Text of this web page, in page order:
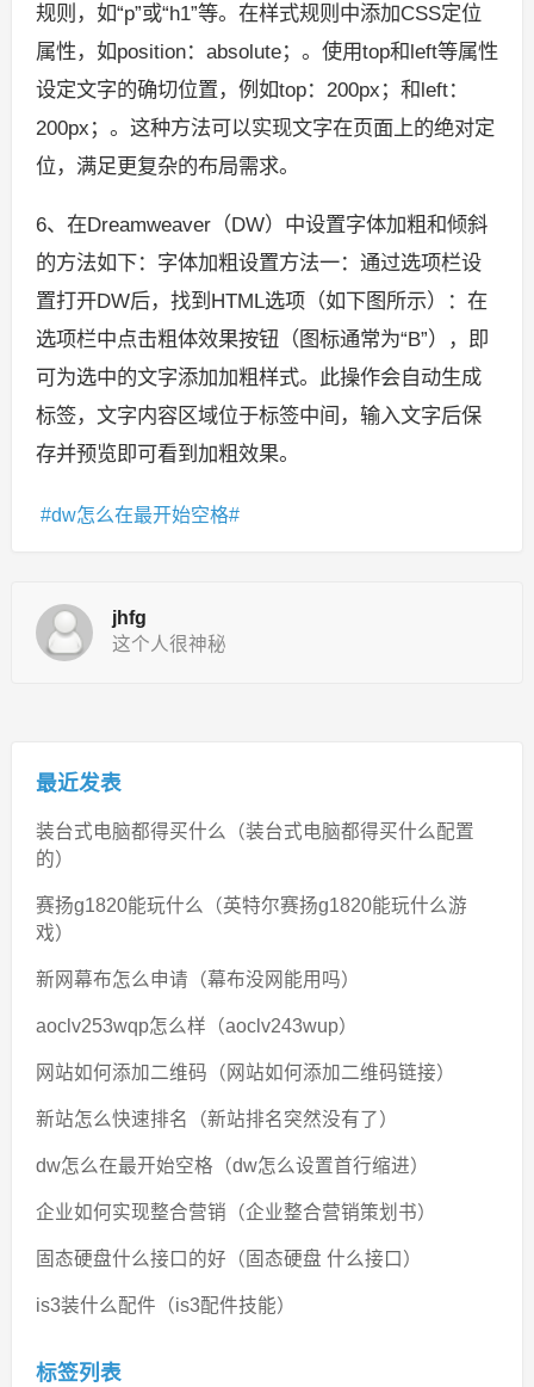
规则，如“p”或“h1”等。在样式规则中添加CSS定位
属性，如position：absolute；。使用top和left等属性
设定文字的确切位置，例如top：200px；和left：
200px；。这种方法可以实现文字在页面上的绝对定
位，满足更复杂的布局需求。
6、在Dreamweaver（DW）中设置字体加粗和倾斜
的方法如下：字体加粗设置方法一：通过选项栏设
置打开DW后，找到HTML选项（如下图所示）：在
选项栏中点击粗体效果按钮（图标通常为“B”），即
可为选中的文字添加加粗样式。此操作会自动生成
标签，文字内容区域位于标签中间，输入文字后保
存并预览即可看到加粗效果。
dw怎么在最开始空格
jhfg
这个人很神秘
最近发表
装台式电脑都得买什么（装台式电脑都得买什么配置
的）
赛扬g1820能玩什么（英特尔赛扬g1820能玩什么游
戏）
新网幕布怎么申请（幕布没网能用吗）
aoclv253wqp怎么样（aoclv243wup）
网站如何添加二维码（网站如何添加二维码链接）
新站怎么快速排名（新站排名突然没有了）
dw怎么在最开始空格（dw怎么设置首行缩进）
企业如何实现整合营销（企业整合营销策划书）
固态硬盘什么接口的好（固态硬盘 什么接口）
is3装什么配件（is3配件技能）
标签列表